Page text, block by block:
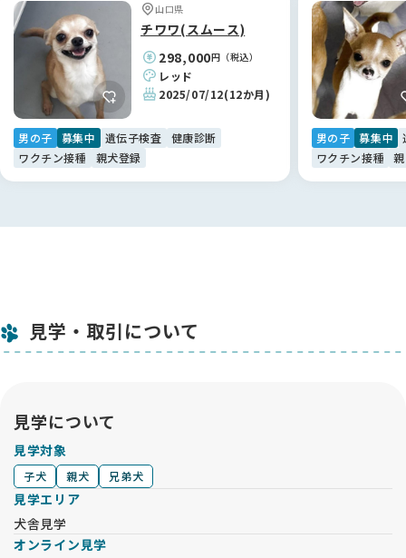
山口県
チワワ(スムース)
298,000円（税込）
レッド
2025/07/12(12か月)
男の子 募集中 遺伝子検査
健康診断
ワクチン接種
親犬登録
男の子 募集中
ワクチン接種
見学・取引について
見学について
見学対象
子犬 親犬 兄弟犬
見学エリア
犬舎見学
オンライン見学